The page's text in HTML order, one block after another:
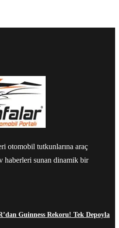
otomobil tutkunlarına araç
haberleri sunan dinamik bir
Guinness Rekoru! Tek Depoyla